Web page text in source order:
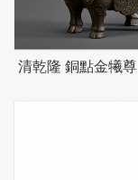
清乾隆 銅點金犧尊